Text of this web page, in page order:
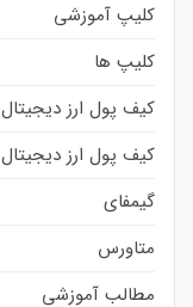
کلیپ آموزشی
کلیپ ها
کیف پول ارز دیجیتال
کیف پول ارز دیجیتال
گیمفای
متاورس
مطالب آموزشی